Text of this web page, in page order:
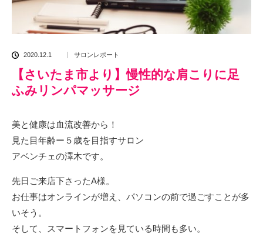
2020.12.1 サロンレポート
【さいたま市より】慢性的な肩こりに足
ふみリンパマッサージ
美と健康は血流改善から！
見た目年齢ー５歳を目指すサロン
アベンチェの澤木です。
先日ご来店下さったA様。
お仕事はオンラインが増え、パソコンの前で過ごすことが多
いそう。
そして、スマートフォンを見ている時間も多い。